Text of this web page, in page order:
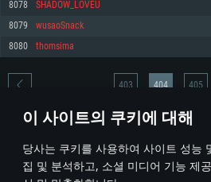
이 사이트의 쿠키에 대해
당사는 쿠키를 사용하여 사이트 성능
집 및 분석하고, 소셜 미디어 기능 제
570 혹은 그 이상
여유 저장 공간: 62.2 GB (전체 클라이언트)
네트워크: 브로드밴드 인터넷
여유 저장 공간: 62.2 GB (전체 클라이언트)
프로세서: Intel Core i7
메모리: 16 GB
그래픽 카드: Vulkan 을 지원하고, 최신 그래
1060 (6개월 미만) 혹은 그와 동급의 성능을
지원하는 AMD RX 570 (6개월 미만; 최소사양
여유 저장 공간: 62.2 GB (전체 클라이언트)
8078 ŚĤĂĎŐŴ_ĹŐVĔÚ
8079 wusaoSnack
8080 thomsima
* 순위표는 매일 1회 갱신됩니다
403 404 405